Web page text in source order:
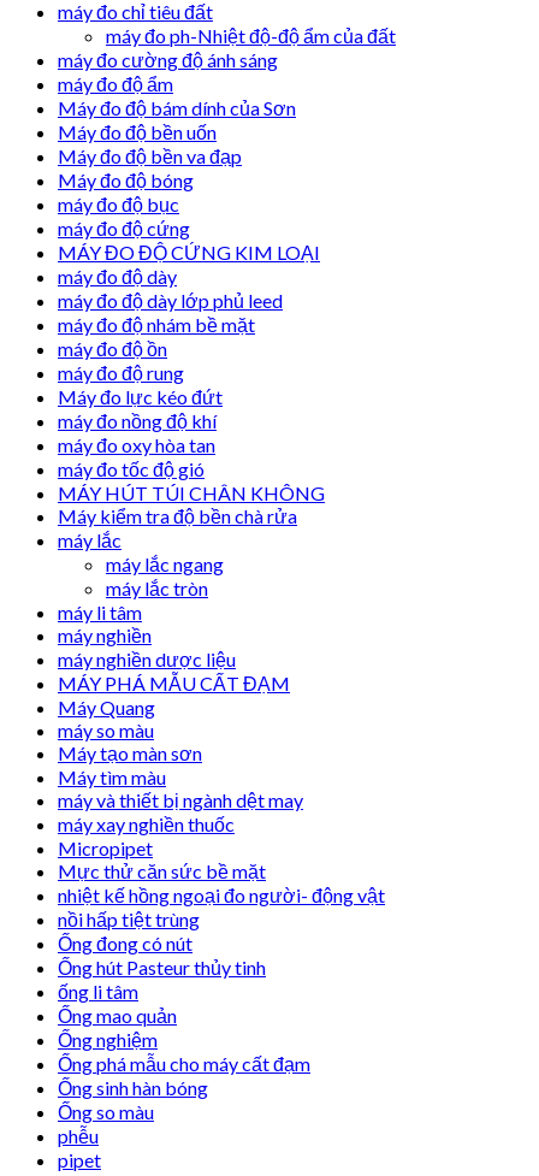
máy đo chỉ tiêu đất
máy đo ph-Nhiệt độ-độ ẩm của đất
máy đo cường độ ánh sáng
máy đo độ ẩm
Máy đo độ bám dính của Sơn
Máy đo độ bền uốn
Máy đo độ bền va đạp
Máy đo độ bóng
máy đo độ bục
máy đo độ cứng
MÁY ĐO ĐỘ CỨNG KIM LOẠI
máy đo độ dày
máy đo độ dày lớp phủ leed
máy đo độ nhám bề mặt
máy đo độ ồn
máy đo độ rung
Máy đo lực kéo đứt
máy đo nồng độ khí
máy đo oxy hòa tan
máy đo tốc độ gió
MÁY HÚT TÚI CHÂN KHÔNG
Máy kiểm tra độ bền chà rửa
máy lắc
máy lắc ngang
máy lắc tròn
máy li tâm
máy nghiền
máy nghiền dược liệu
MÁY PHÁ MẪU CẤT ĐẠM
Máy Quang
máy so màu
Máy tạo màn sơn
Máy tìm màu
máy và thiết bị ngành dệt may
máy xay nghiền thuốc
Micropipet
Mực thử căn sức bề mặt
nhiệt kế hồng ngoại đo người- động vật
nồi hấp tiệt trùng
Ống đong có nút
Ống hút Pasteur thủy tinh
ống li tâm
Ống mao quản
Ống nghiệm
Ống phá mẫu cho máy cất đạm
Ống sinh hàn bóng
Ống so màu
phễu
pipet